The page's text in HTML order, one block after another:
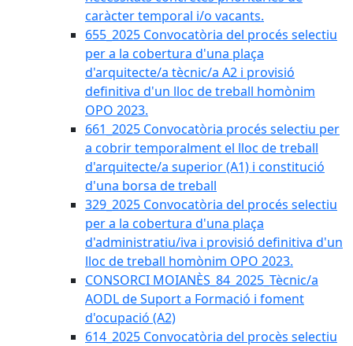
caràcter temporal i/o vacants.
655_2025 Convocatòria del procés selectiu
per a la cobertura d'una plaça
d'arquitecte/a tècnic/a A2 i provisió
definitiva d'un lloc de treball homònim
OPO 2023.
661_2025 Convocatòria procés selectiu per
a cobrir temporalment el lloc de treball
d'arquitecte/a superior (A1) i constitució
d'una borsa de treball
329_2025 Convocatòria del procés selectiu
per a la cobertura d'una plaça
d'administratiu/iva i provisió definitiva d'un
lloc de treball homònim OPO 2023.
CONSORCI MOIANÈS_84_2025_Tècnic/a
AODL de Suport a Formació i foment
d'ocupació (A2)
614_2025 Convocatòria del procès selectiu